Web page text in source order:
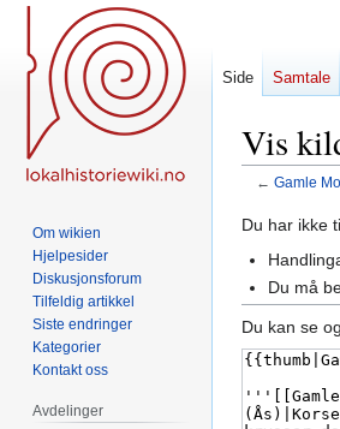
Vis
← Gamle
Hopp
navigering
Hopp
Du har ikke
Du må
Du kan se
Side Samtale
Om wikien
Hjelpesider
Diskusjonsforum
Tilfeldig artikkel
Siste endringer
Kategorier
Kontakt oss
Avdelinger